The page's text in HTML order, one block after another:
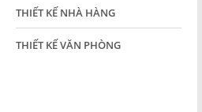
THIẾT KẾ NHÀ HÀNG
THIẾT KẾ VĂN PHÒNG